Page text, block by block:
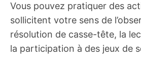
Vous pouvez pratiquer des
sollicitent votre sens de
résolution de casse-tête, la
la participation à des jeux de